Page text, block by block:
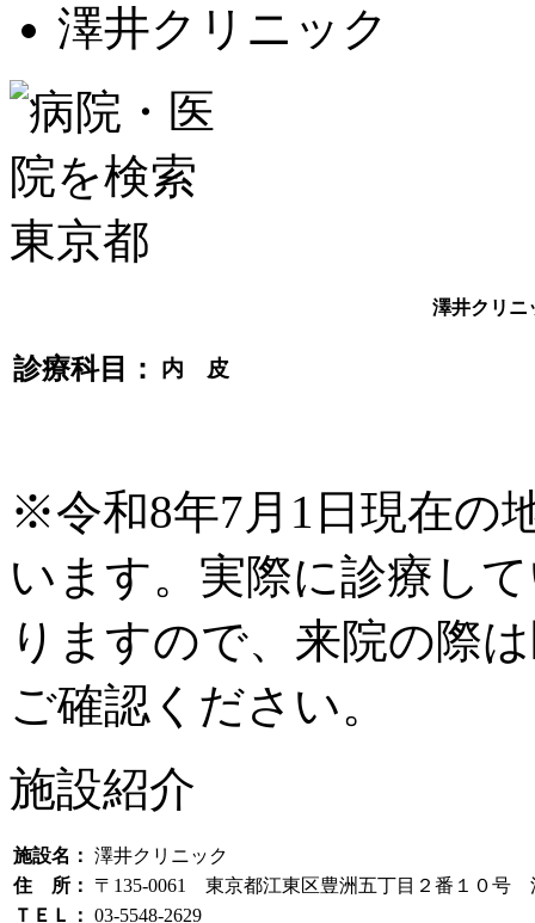
澤井クリニック
澤井クリニ
診療科目： 内 皮
※令和8年7月1日現在の
います。実際に診療し
りますので、来院の際
ご確認ください。
施設紹介
施設名： 澤井クリニック
住 所：
〒135-0061 東京都江東区豊洲五丁目２番１０号
ＴＥＬ： 03-5548-2629